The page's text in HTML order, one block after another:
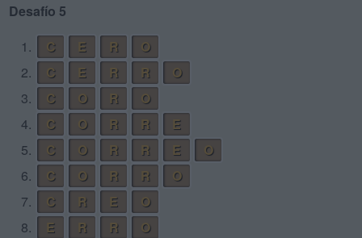
Desafío 5
1.
C E R
O
2.
C E R R
O
3.
C O R
O
4.
C O R R
E
5.
C O R R E
O
6.
C O R R
O
7.
C R E
O
8.
E R R
O